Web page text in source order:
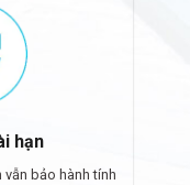
hạn
vẫn bảo hành tính